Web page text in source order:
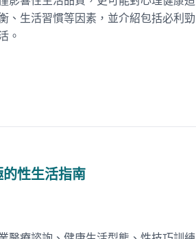
、生活習慣等因素，並介紹包括必利勁
。
性生活指南